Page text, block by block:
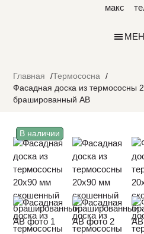
Главная
Термососна
Фасадная доска из термососны
брашированный АВ
В наличии